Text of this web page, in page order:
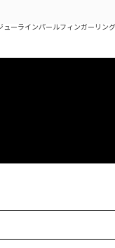
パールフィンガーリング(ゴールド)